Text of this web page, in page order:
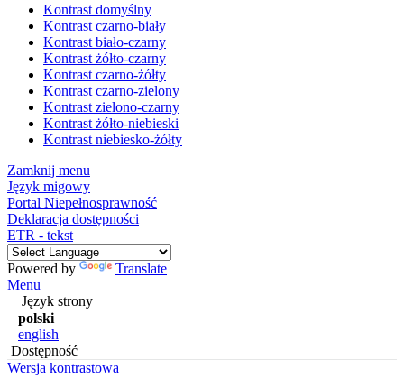
Kontrast domyślny
Kontrast czarno-biały
Kontrast biało-czarny
Kontrast żółto-czarny
Kontrast czarno-żółty
Kontrast czarno-zielony
Kontrast zielono-czarny
Kontrast żółto-niebieski
Kontrast niebiesko-żółty
Zamknij menu
Język migowy
Portal Niepełnosprawność
Deklaracja dostępności
ETR - tekst
Powered by
Translate
Menu
Język strony
polski
english
Dostępność
Wersja kontrastowa